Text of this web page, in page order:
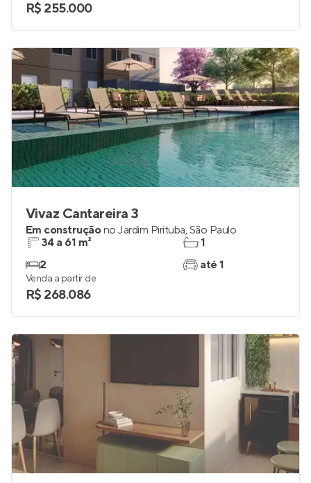
R$ 255.000
Vivaz Cantareira 3
Em construçãono Jardim Pirituba,São Paulo
34 a 61 m²
2
1
até 1
Venda a partir de
R$ 268.086